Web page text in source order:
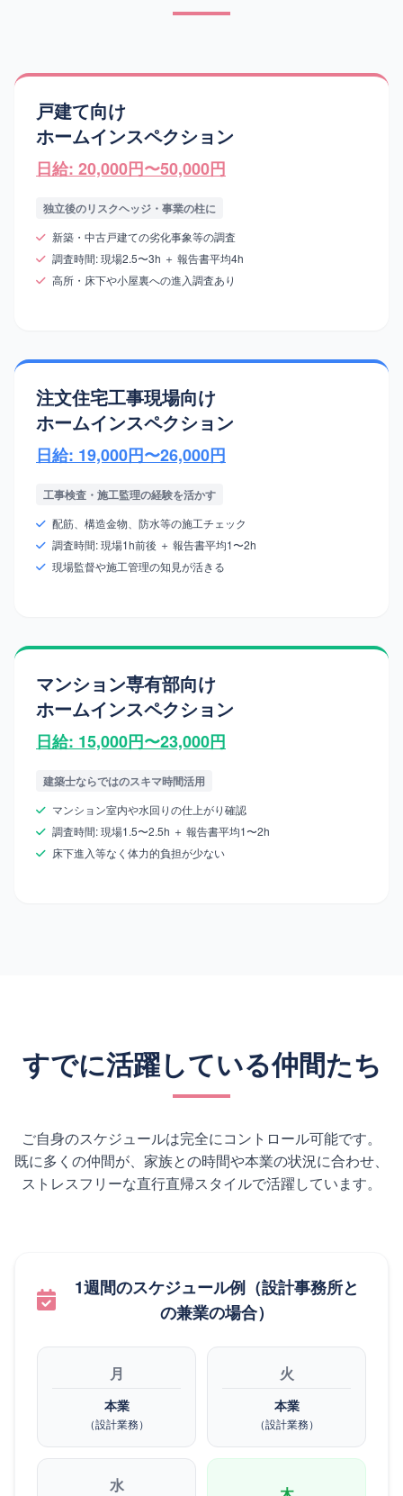
戸建て向け
ホームインスペクション
日給: 20,000円〜50,000円
独立後のリスクヘッジ・事業の柱に
新築・中古戸建ての劣化事象等の調査
調査時間: 現場2.5〜3h ＋ 報告書平均4h
高所・床下や小屋裏への進入調査あり
注文住宅工事現場向け
ホームインスペクション
日給: 19,000円〜26,000円
工事検査・施工監理の経験を活かす
配筋、構造金物、防水等の施工チェック
調査時間: 現場1h前後 ＋ 報告書平均1〜2h
現場監督や施工管理の知見が活きる
マンション専有部向け
ホームインスペクション
日給: 15,000円〜23,000円
建築士ならではのスキマ時間活用
マンション室内や水回りの仕上がり確認
調査時間: 現場1.5〜2.5h ＋ 報告書平均1〜2h
床下進入等なく体力的負担が少ない
すでに活躍している仲間たち
ご自身のスケジュールは完全にコントロール可能です。
既に多くの仲間が、家族との時間や本業の状況に合わせ、
ストレスフリーな直行直帰スタイルで活躍しています。
1週間のスケジュール例（設計事務所と
の兼業の場合）
月
本業
（設計業務）
火
本業
（設計業務）
水